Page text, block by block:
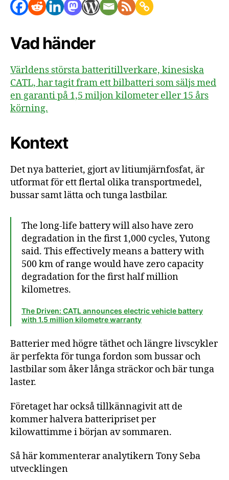
Vad händer
Världens största batteritillverkare, kinesiska
CATL, har tagit fram ett bilbatteri som säljs med
en garanti på 1,5 miljon kilometer eller 15 års
körning.
Kontext
Det nya batteriet, gjort av litiumjärnfosfat, är
utformat för ett flertal olika transportmedel,
bussar samt lätta och tunga lastbilar.
The long-life battery will also have zero
degradation in the first 1,000 cycles, Yutong
said. This effectively means a battery with
500 km of range would have zero capacity
degradation for the first half million
kilometres.
The Driven: CATL announces electric vehicle battery
with 1.5 million kilometre warranty
Batterier med högre täthet och längre livscykler
är perfekta för tunga fordon som bussar och
lastbilar som åker långa sträckor och bär tunga
laster.
Företaget har också tillkännagivit att de
kommer halvera batteripriset per
kilowattimme i början av sommaren.
Så här kommenterar analytikern Tony Seba
utvecklingen